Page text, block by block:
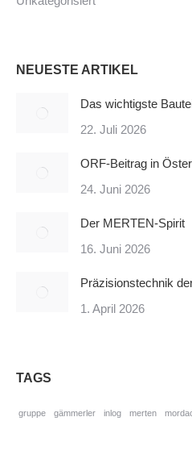
NEUESTE ARTIKEL
Das wichtigste
22. Juli 2026
ORF-Beitrag in
24. Juni 2026
Der MERTEN-Spirit
16. Juni 2026
Präzisionstechnik
1. April 2026
TAGS
gruppe gämmerler inlog merten